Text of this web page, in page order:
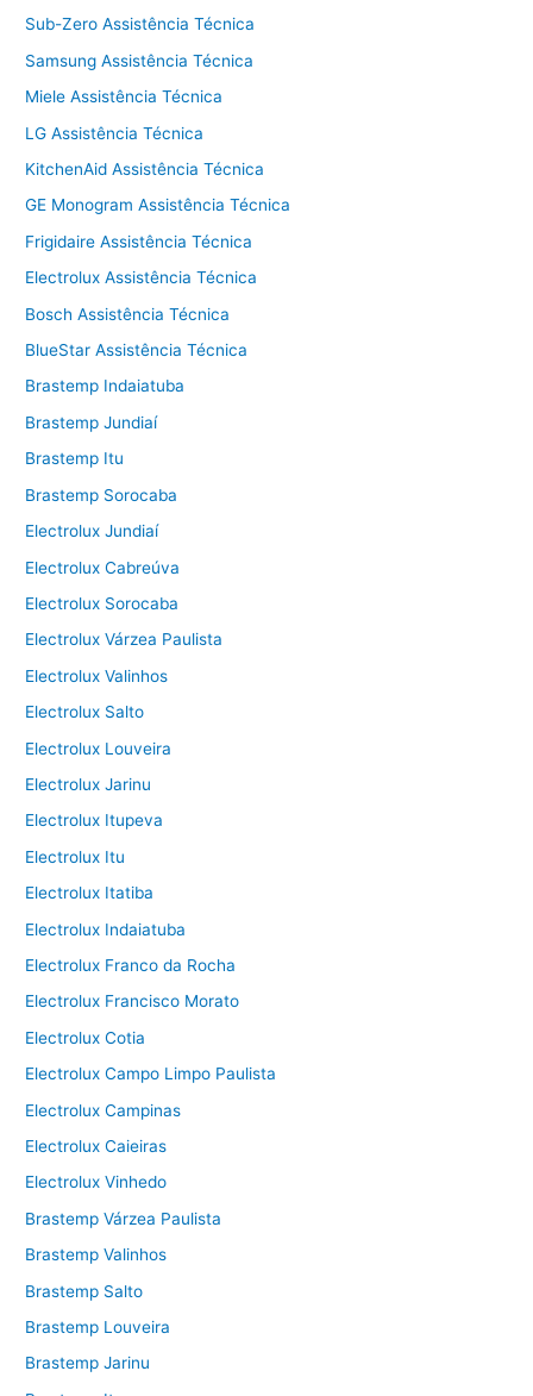
Sub-Zero Assistência Técnica
Samsung Assistência Técnica
Miele Assistência Técnica
LG Assistência Técnica
KitchenAid Assistência Técnica
GE Monogram Assistência Técnica
Frigidaire Assistência Técnica
Electrolux Assistência Técnica
Bosch Assistência Técnica
BlueStar Assistência Técnica
Brastemp Indaiatuba
Brastemp Jundiaí
Brastemp Itu
Brastemp Sorocaba
Electrolux Jundiaí
Electrolux Cabreúva
Electrolux Sorocaba
Electrolux Várzea Paulista
Electrolux Valinhos
Electrolux Salto
Electrolux Louveira
Electrolux Jarinu
Electrolux Itupeva
Electrolux Itu
Electrolux Itatiba
Electrolux Indaiatuba
Electrolux Franco da Rocha
Electrolux Francisco Morato
Electrolux Cotia
Electrolux Campo Limpo Paulista
Electrolux Campinas
Electrolux Caieiras
Electrolux Vinhedo
Brastemp Várzea Paulista
Brastemp Valinhos
Brastemp Salto
Brastemp Louveira
Brastemp Jarinu